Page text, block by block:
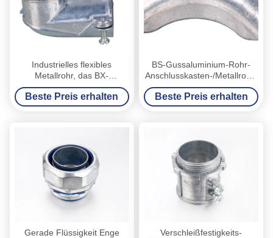
Industrielles flexibles
Metallrohr, das BX-
Pressungs-
Verbindungsstück-saures
niedriges beständiges
Beste Preis erhalten
BS-Gussaluminium-Rohr-
Anschlusskasten-/Metallrohr-
Ellbogen-Anschlusskasten
poliert
Beste Preis erhalten
Gerade Flüssigkeit Enge
Verschleißfestigkeits-